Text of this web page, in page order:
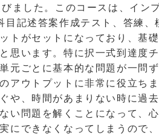
ました。このコースは、イン
記述答案作成テスト、答練、
トがセットになっており、基
思います。特に択一式到達度
元ごとに基本的な問題が一問
アウトプットに非常に役立ち
や、時間があまりない時に過
い問題を解くことになって、
にできなくなってしまうので